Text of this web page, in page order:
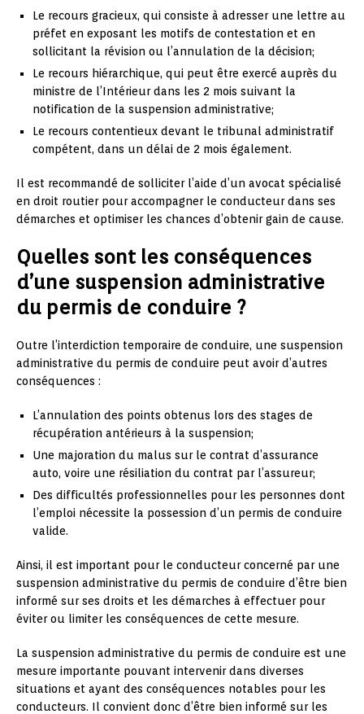
Le recours gracieux, qui consiste à adresser une lettre au
préfet en exposant les motifs de contestation et en
sollicitant la révision ou l’annulation de la décision;
Le recours hiérarchique, qui peut être exercé auprès du
ministre de l’Intérieur dans les 2 mois suivant la
notification de la suspension administrative;
Le recours contentieux devant le tribunal administratif
compétent, dans un délai de 2 mois également.
Il est recommandé de solliciter l’aide d’un avocat spécialisé
en droit routier pour accompagner le conducteur dans ses
démarches et optimiser les chances d’obtenir gain de cause.
Quelles sont les conséquences
d’une suspension administrative
du permis de conduire ?
Outre l’interdiction temporaire de conduire, une suspension
administrative du permis de conduire peut avoir d’autres
conséquences :
L’annulation des points obtenus lors des stages de
récupération antérieurs à la suspension;
Une majoration du malus sur le contrat d’assurance
auto, voire une résiliation du contrat par l’assureur;
Des difficultés professionnelles pour les personnes dont
l’emploi nécessite la possession d’un permis de conduire
valide.
Ainsi, il est important pour le conducteur concerné par une
suspension administrative du permis de conduire d’être bien
informé sur ses droits et les démarches à effectuer pour
éviter ou limiter les conséquences de cette mesure.
La suspension administrative du permis de conduire est une
mesure importante pouvant intervenir dans diverses
situations et ayant des conséquences notables pour les
conducteurs. Il convient donc d’être bien informé sur les